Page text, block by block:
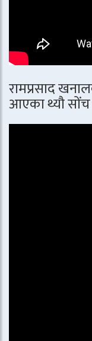
रामप्रसाद
आएका थ्यौ